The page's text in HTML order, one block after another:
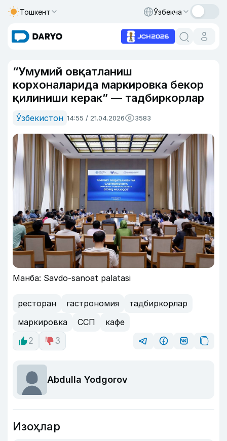
Тошкент Ўзбекча
“Умумий овқатланиш
корхоналарида маркировка бекор
қилиниши керак” — тадбиркорлар
Ўзбекистон 14:55 / 21.04.2026 3583
Манба: Savdo-sanoat palatasi
ресторан гастрономия
тадбиркорлар
маркировка
ССП
кафе
2
3
Abdulla Yodgorov
Изоҳлар